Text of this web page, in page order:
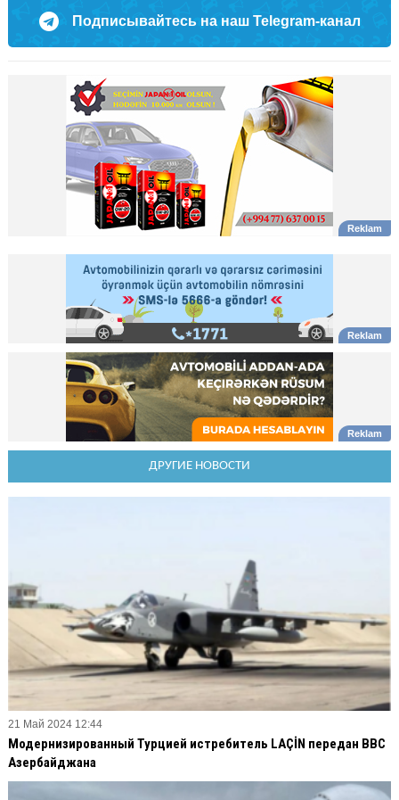
Подписывайтесь на наш Telegram-канал
ДРУГИЕ НОВОСТИ
21 Май 2024 12:44
Модернизированный Турцией истребитель LAÇİN передан ВВС
Азербайджана